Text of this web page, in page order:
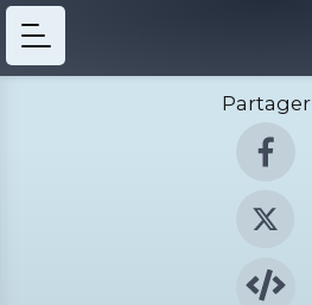
Partager